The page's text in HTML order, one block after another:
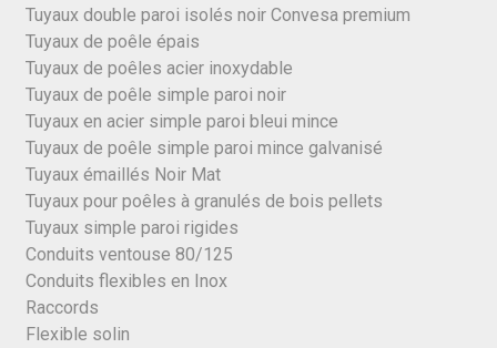
Tuyaux double paroi isolés noir Convesa premium
Tuyaux de poêle épais
Tuyaux de poêles acier inoxydable
Tuyaux de poêle simple paroi noir
Tuyaux en acier simple paroi bleui mince
Tuyaux de poêle simple paroi mince galvanisé
Tuyaux émaillés Noir Mat
Tuyaux pour poêles à granulés de bois pellets
Tuyaux simple paroi rigides
Conduits ventouse 80/125
Conduits flexibles en Inox
Raccords
Flexible solin